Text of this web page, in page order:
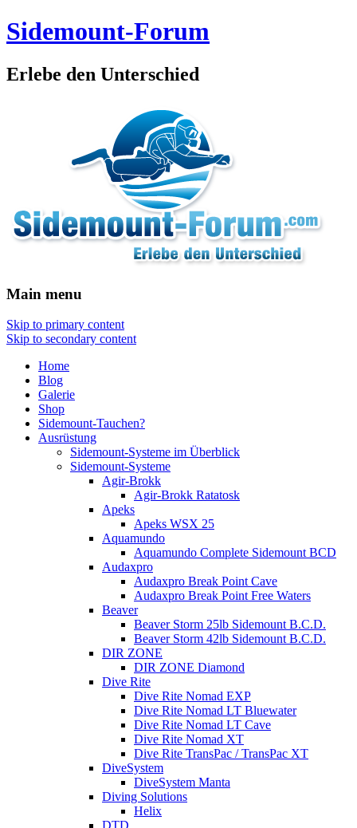
Sidemount-Forum
Erlebe den Unterschied
Main menu
Skip to primary content
Skip to secondary content
Home
Blog
Galerie
Shop
Sidemount-Tauchen?
Ausrüstung
Sidemount-Systeme im Überblick
Sidemount-Systeme
Agir-Brokk
Agir-Brokk Ratatosk
Apeks
Apeks WSX 25
Aquamundo
Aquamundo Complete Sidemount BCD
Audaxpro
Audaxpro Break Point Cave
Audaxpro Break Point Free Waters
Beaver
Beaver Storm 25lb Sidemount B.C.D.
Beaver Storm 42lb Sidemount B.C.D.
DIR ZONE
DIR ZONE Diamond
Dive Rite
Dive Rite Nomad EXP
Dive Rite Nomad LT Bluewater
Dive Rite Nomad LT Cave
Dive Rite Nomad XT
Dive Rite TransPac / TransPac XT
DiveSystem
DiveSystem Manta
Diving Solutions
Helix